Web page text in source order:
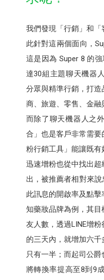
我們發現「行銷」和
此針對這兩個面向，
這是因為 Super 8 的
達30組主題聊天機器
分眾與精準行銷，打
商、旅遊、零售、金融
而除了聊天機器人之
合」也是客戶非常需要
粉行銷工具」能讓既
迅速增粉也從中找出
出，被推薦者相對來
此訊息的開啟率及點
知藥妝品牌為例，其目
友人數，透過LINE增
的三天內，就增加六
只有一半；而起司公爵
將轉換率提高至8到9